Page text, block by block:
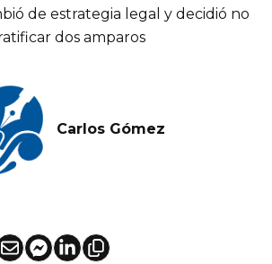
de estrategia legal y decidió no
dos amparos
Carlos Gómez